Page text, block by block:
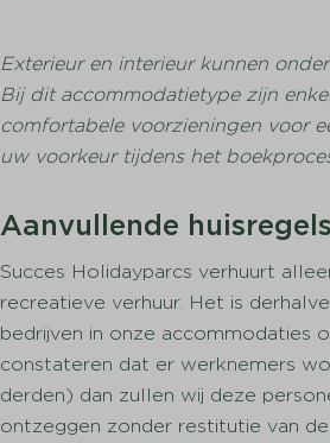
Café
Restaurant
Exterieur en interieur kunnen
Bij dit accommodatietype zijn
comfortabele voorzieningen voor
uw voorkeur tijdens het
Aanvullende huisregels
Succes Holidayparcs verhuurt
recreatieve verhuur. Het is
bedrijven in onze accommodaties
constateren dat er werknemers
derden) dan zullen wij deze
ontzeggen zonder restitutie van